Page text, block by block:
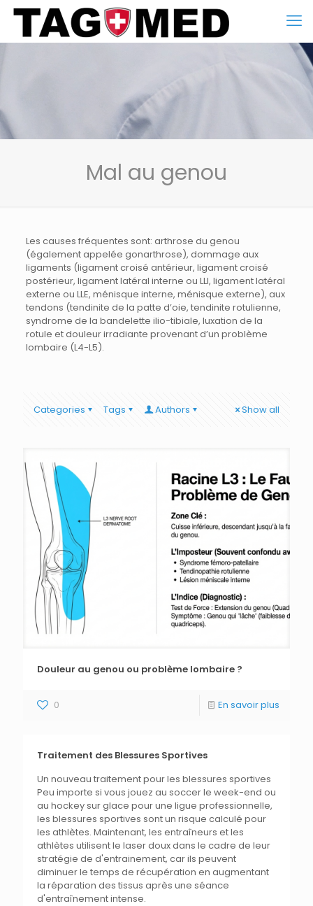
Mal au genou
Les causes fréquentes sont: arthrose du genou
(également appelée gonarthrose), dommage aux
ligaments (ligament croisé antérieur, ligament croisé
postérieur, ligament latéral interne ou LLI, ligament latéral
externe ou LLE, ménisque interne, ménisque externe), aux
tendons (tendinite de la patte d’oie, tendinite rotulienne,
syndrome de la bandelette ilio-tibiale, luxation de la
rotule et douleur irradiante provenant d’un problème
lombaire (L4-L5).
Categories Tags Authors Show all
Douleur au genou ou problème lombaire ?
0 En savoir plus
Traitement des Blessures Sportives
Un nouveau traitement pour les blessures sportives
Peu importe si vous jouez au soccer le week-end ou
au hockey sur glace pour une ligue professionnelle,
les blessures sportives sont un risque calculé pour
les athlètes. Maintenant, les entraîneurs et les
athlètes utilisent le laser doux dans le cadre de leur
stratégie de d'entrainement, car ils peuvent
diminuer le temps de récupération en augmentant
la réparation des tissus après une séance
d'entraînement intense.